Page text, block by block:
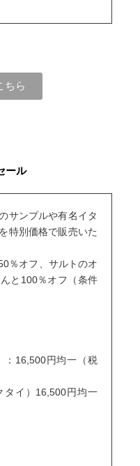
ちら
ール
サンプルや有名イタ
特別価格で販売いた
％オフ、サルトのオ
と100％オフ（条件
：16,500円均一（税
イ） 16,500円均一